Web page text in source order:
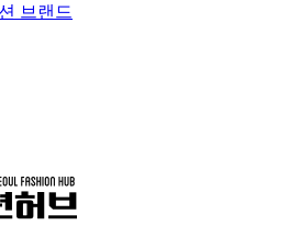
브랜드